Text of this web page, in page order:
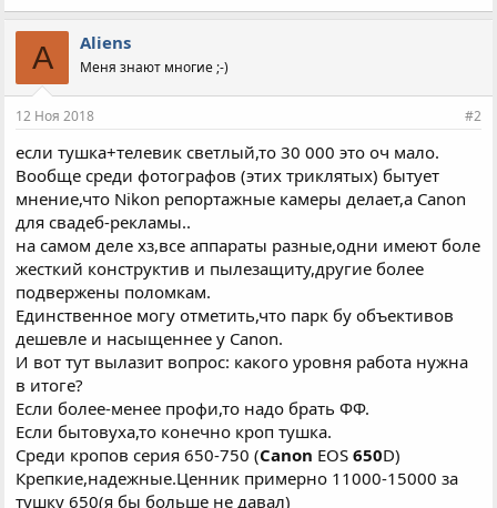
A Aliens
Меня знают многие ;-)
12 Ноя 2018 #2
если тушка+телевик светлый,то 30 000 это оч мало.
Вообще среди фотографов (этих триклятых) бытует
мнение,что Nikon репортажные камеры делает,а Canon
для свадеб-рекламы..
на самом деле хз,все аппараты разные,одни имеют боле
жесткий конструктив и пылезащиту,другие более
подвержены поломкам.
Единственное могу отметить,что парк бу объективов
дешевле и насыщеннее у Canon.
И вот тут вылазит вопрос: какого уровня работа нужна
в итоге?
Если более-менее профи,то надо брать ФФ.
Если бытовуха,то конечно кроп тушка.
Среди кропов серия 650-750 (Canon EOS650D)
Крепкие,надежные.Ценник примерно 11000-15000 за
тушку 650(я бы больше не давал)